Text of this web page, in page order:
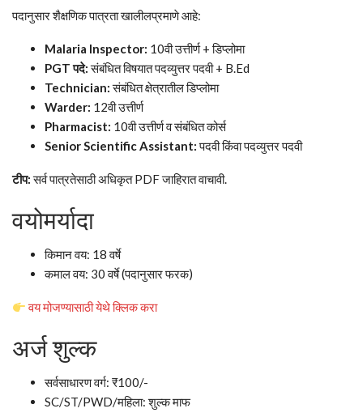
पदानुसार शैक्षणिक पात्रता खालीलप्रमाणे आहे:
Malaria Inspector: 10वी उत्तीर्ण + डिप्लोमा
PGT पदे:संबंधित विषयात पदव्युत्तर पदवी + B.Ed
Technician:संबंधित क्षेत्रातील डिप्लोमा
Warder: 12वी उत्तीर्ण
Pharmacist: 10वी उत्तीर्ण व संबंधित कोर्स
Senior Scientific Assistant:पदवी किंवा पदव्युत्तर पदवी
टीप:सर्व पात्रतेसाठी अधिकृत PDF जाहिरात वाचावी.
वयोमर्यादा
किमान वय: 18 वर्षे
कमाल वय: 30 वर्षे (पदानुसार फरक)
वय मोजण्यासाठी येथे क्लिक करा
अर्ज शुल्क
सर्वसाधारण वर्ग: ₹100/-
SC/ST/PWD/महिला: शुल्क माफ